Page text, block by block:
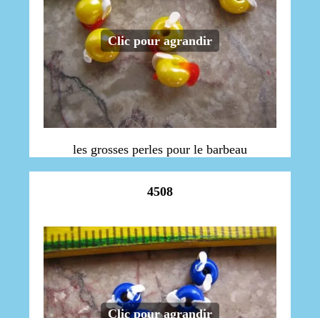
Clic pour agrandir
les grosses perles pour le barbeau
4508
Clic pour agrandir